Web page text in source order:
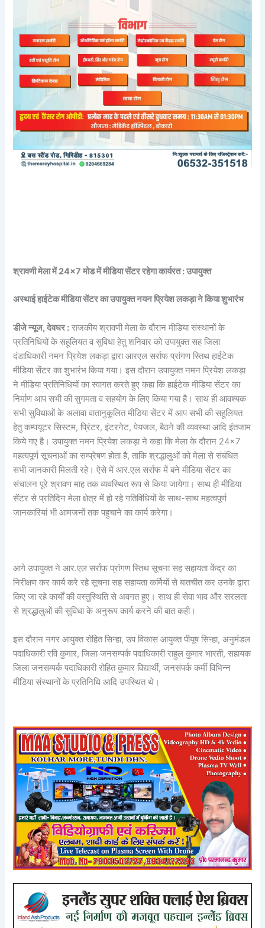
श्रावणी मेला में 24×7 मोड में मीडिया सेंटर रहेगा कार्यरत : उपायुक्त
अस्थाई हाईटेक मीडिया सेंटर का उपायुक्त नयन प्रियेश लकड़ा ने किया शुभारंभ
डीजे न्यूज, देवघर : राजकीय श्रावणी मेला के दौरान मीडिया संस्थानों के
प्रतिनिधियों के सहूलियत व सुविधा हेतु शनिवार को उपायुक्त सह जिला
दंडाधिकारी नमन प्रियेश लकड़ा द्वारा आरएल सर्राफ प्रांगण स्तिथ हाईटेक
मीडिया सेंटर का शुभारंभ किया गया। इस दौरान उपायुक्त नमन प्रियेश लकड़ा
ने मीडिया प्रतिनिधियों का स्वागत करते हुए कहा कि हाईटेक मीडिया सेंटर का
निर्माण आप सभी की सुगमता व सहयोग के लिए किया गया है। साथ ही आवश्यक
सभी सुविधाओं के अलावा वातानुकूलित मीडिया सेंटर में आप सभी की सहूलियत
हेतु कम्पयूटर सिस्टम, प्रिंटर, इंटरनेट, पेयजल, बैठने की व्यवस्था आदि इंतजाम
किये गए है। उपायुक्त नमन प्रियेश लकड़ा ने कहा कि मेला के दौरान 24×7
महत्वपूर्ण सूचनाओं का सम्प्रेषण होता है, ताकि श्रद्धालुओं को मेला से संबंधित
सभी जानकारी मिलती रहे। ऐसे में आर.एल सर्राफ में बने मीडिया सेंटर का
संचालन पूरे श्रावण माह तक व्यवस्थित रूप से किया जायेगा। साथ ही मीडिया
सेंटर से प्रतिदिन मेला क्षेत्र में हो रहे गतिविधियों के साथ-साथ महत्वपूर्ण
जानकारियां भी आमजनों तक पहुचाने का कार्य करेगा।
आगे उपायुक्त ने आर.एल सर्राफ प्रांगण स्तिथ सूचना सह सहायता केंद्र का
निरीक्षण कर कार्य करे रहे सूचना सह सहायता कर्मियों से बातचीत कर उनके द्वारा
किए जा रहे कार्यों की वस्तुस्थिति से अवगत हुए। साथ ही सेवा भाव और सरलता
से श्रद्धालुओं की सुविधा के अनुरूप कार्य करने की बात कही।
इस दौरान नगर आयुक्त रोहित सिन्हा, उप विकास आयुक्त पीयूष सिन्हा, अनुमंडल
पदाधिकारी रवि कुमार, जिला जनसम्पर्क पदाधिकारी राहुल कुमार भारती, सहायक
जिला जनसम्पर्क पदाधिकारी रोहित कुमार विद्यार्थी, जनसंपर्क कर्मी विभिन्न
मीडिया संस्थानों के प्रतिनिधि आदि उपस्थित थे।